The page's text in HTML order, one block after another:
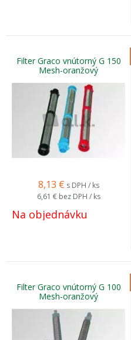
Filter Graco vnútorný G 150
Mesh-oranžový
8,13 € s DPH / ks
6,61 € bez DPH / ks
Na objednávku
Filter Graco vnútorný G 100
Mesh-oranžový